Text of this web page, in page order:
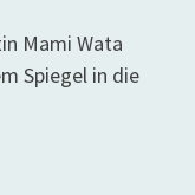
Mami Wata
Spiegel in die